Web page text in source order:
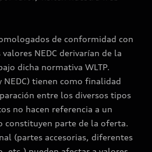
de conformidad con
NEDC derivarían de la
dicha normativa WLTP.
NEDC) tienen como finalidad
entre los diversos tipos
no hacen referencia a un
constituyen parte de la oferta.
(partes accesorias, diferentes